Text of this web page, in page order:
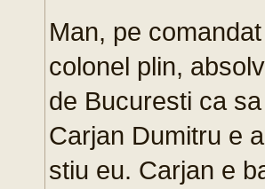
Man, pe
colonel plin,
de Bucuresti ca
Carjan Dumitru e
stiu eu. Carjan e